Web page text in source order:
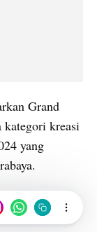
Grand
kategori kreasi
yang
Buah Naga